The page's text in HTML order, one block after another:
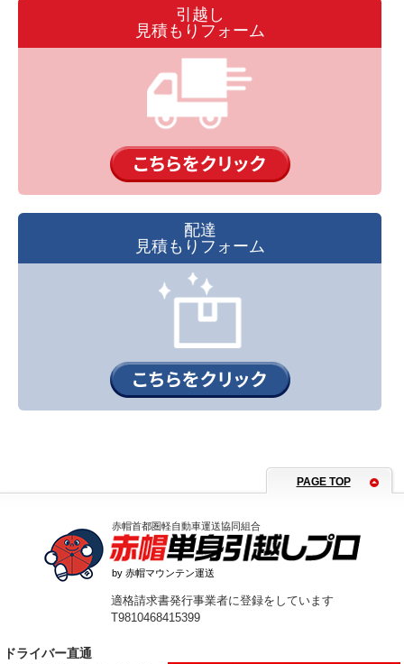
引越し
見積もりフォーム
配達
見積もりフォーム
PAGE TOP
by 赤帽マウンテン運送
赤帽首都圏軽自動車運送協同組合
適格請求書発行事業者に登録をしています
T9810468415399
ドライバー直通